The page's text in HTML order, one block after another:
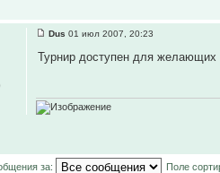
Dus 01 июл 2007, 20:23
Турнир доступен для желающих
за: Поле